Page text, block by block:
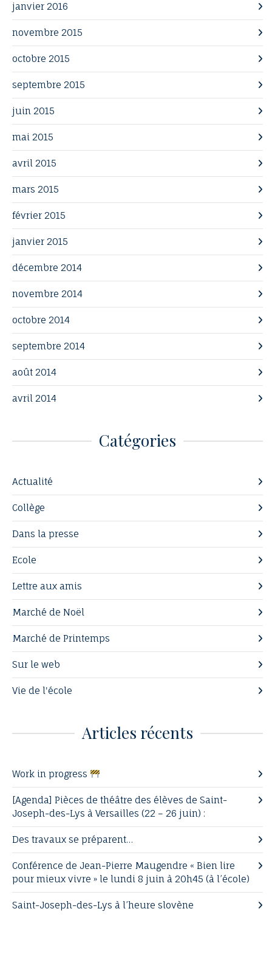
janvier 2016
novembre 2015
octobre 2015
septembre 2015
juin 2015
mai 2015
avril 2015
mars 2015
février 2015
janvier 2015
décembre 2014
novembre 2014
octobre 2014
septembre 2014
août 2014
avril 2014
Catégories
Actualité
Collège
Dans la presse
Ecole
Lettre aux amis
Marché de Noël
Marché de Printemps
Sur le web
Vie de l'école
Articles récents
Work in progress
[Agenda] Pièces de théâtre des élèves de Saint-
Joseph-des-Lys à Versailles (22 – 26 juin) :
Des travaux se préparent…
Conférence de Jean-Pierre Maugendre « Bien lire
pour mieux vivre » le lundi 8 juin à 20h45 (à l’école)
Saint-Joseph-des-Lys à l’heure slovène